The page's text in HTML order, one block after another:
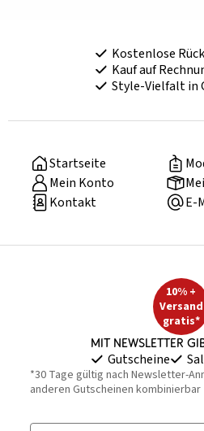
Kostenlose
Kauf auf
Style-Vielfalt in
Startseite
Mein Konto
Kontakt
E-
10% +
Versand
gratis*
Mit Newsletter
Gutscheine
*30 Tage gültig nach Newsletter-
anderen Gutscheinen kombinierbar